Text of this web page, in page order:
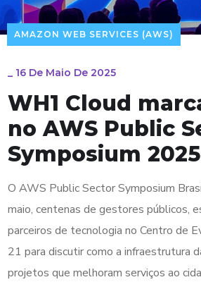
AMAZON WEB SERVICES (AWS)
_ 16 De Maio De 2025
WH1 Cloud
no AWS Public
Symposium
O AWS Public Sector Symposium
maio, centenas de gestores públicos,
parceiros de tecnologia no Centro de
21 para discutir como a infraestrutura
projetos que melhoram serviços ao